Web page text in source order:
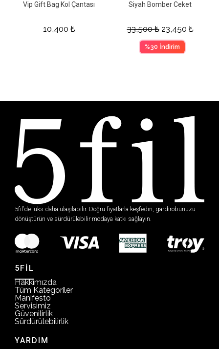
Vip Gift Bag Kol Çantası
10,400 ₺
Siyah Bomber Ceket
33,500₺ 23,450 ₺
%30 İndirim
5fil’de lüks daha ulaşılabilir. Doğru fiyatlarla keşfedin, gardırobunuzu
dönüştürün ve sürdürülebilir modaya katkı sağlayın.
5FİL
Hakkımızda
Tüm Kategoriler
Manifesto
Servisimiz
Güvenilirlik
Sürdürülebilirlik
YARDIM